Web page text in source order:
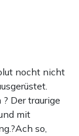
nocht nicht
Der traurige
mit
so,